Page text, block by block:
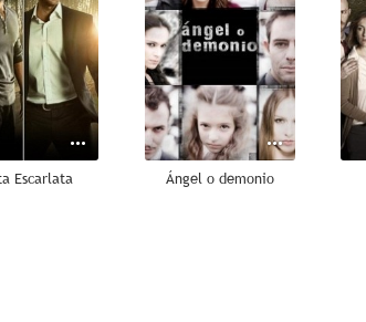
Escarlata Ángel o demonio